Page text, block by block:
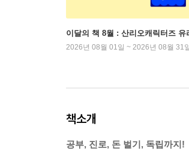
이달의 책 8월 : 산리오캐릭터즈 유
2026년 08월 01일 ~ 2026년 08월 31일
책소개
공부, 진로, 돈 벌기, 독립까지!